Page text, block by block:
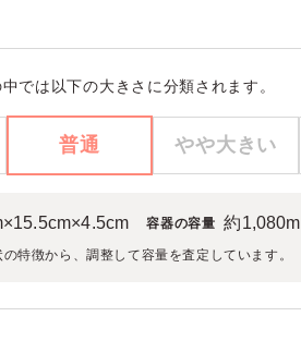
では以下の大きさに分類されます。
普通 やや大きい
容器の容量 約1,080ml
特徴から、調整して容量を査定しています。